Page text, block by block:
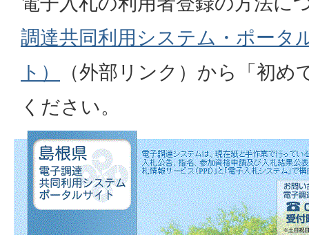
調達共同利用システム・ポータ
ト）
（外部リンク） から「初め
ください。